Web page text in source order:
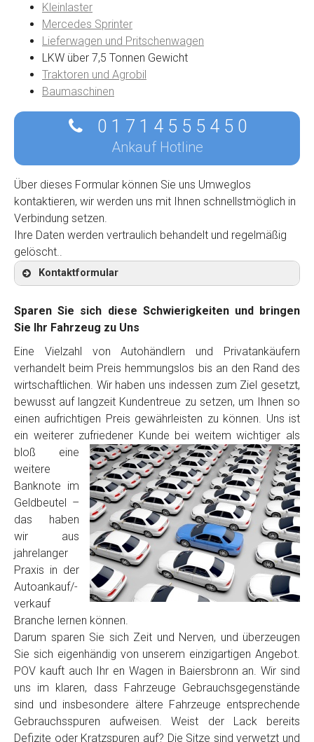
Kleinlaster
Mercedes Sprinter
Lieferwagen und Pritschenwagen
LKW über 7,5 Tonnen Gewicht
Traktoren und Agrobil
Baumaschinen
0 1 7 1 4 5 5 5 4 5 0
Ankauf Hotline
Über dieses Formular können Sie uns Umweglos
kontaktieren, wir werden uns mit Ihnen schnellstmöglich in
Verbindung setzen.
Ihre Daten werden vertraulich behandelt und regelmäßig
gelöscht..
Kontaktformular
Kontaktformular
Marke*
Model*
Baujahr
Getriebe
Bekannte Schäden
Preisvorstellung
Name*
Sparen Sie sich diese Schwierigkeiten und bringen
Sie Ihr Fahrzeug zu Uns
Eine Vielzahl von Autohändlern und Privatankäufern
verhandelt beim Preis hemmungslos bis an den Rand des
wirtschaftlichen. Wir haben uns indessen zum Ziel gesetzt,
bewusst auf langzeit Kundentreue zu setzen, um Ihnen so
einen aufrichtigen Preis gewährleisten zu können. Uns ist
ein weiterer zufriedener Kunde bei weitem wichtiger als
bloß eine
weitere
Banknote im
Geldbeutel –
das haben
wir aus
jahrelanger
Praxis in der
Autoankauf/-
verkauf
Branche lernen können.
Darum sparen Sie sich Zeit und Nerven, und überzeugen
Sie sich eigenhändig von unserem einzigartigen Angebot.
POV kauft auch Ihr en Wagen in Baiersbronn an. Wir sind
uns im klaren, dass Fahrzeuge Gebrauchsgegenstände
sind und insbesondere ältere Fahrzeuge entsprechende
Gebrauchsspuren aufweisen. Weist der Lack bereits
Defizite oder Kratzspuren auf? Die Sitze sind verwetzt und